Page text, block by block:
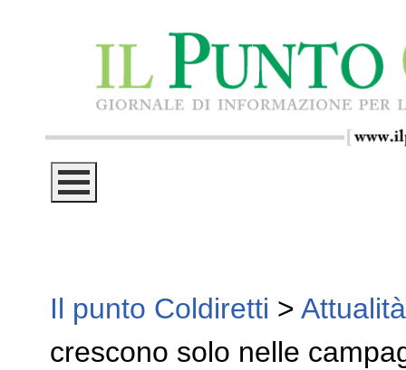
Il punto Coldiretti > Attualità
crescono solo nelle